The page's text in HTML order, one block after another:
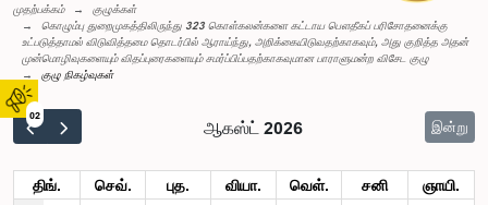
02
முதற்பக்கம்
குழுக்கள்
கொழும்பு துறைமுகத்திலிருந்து 323 கொள்கலன்களை கட்டாய பௌதீகப் பரிசோதனைக்கு
உட்படுத்தாமல் விடுவித்தமை தொடர்பில் ஆராய்ந்து, அறிக்கையிடுவதற்காகவும், அது குறித்த அதன்
முன்மொழிவுகளையும் விதப்புரைகளையும் சமர்ப்பிப்பதற்காகவுமான பாராளுமன்ற விசேட குழு
குழு நிகழ்வுகள்
ஆகஸ்ட் 2026 இன்று
திங். செவ். புத. வியா. வெள். சனி ஞாயி.